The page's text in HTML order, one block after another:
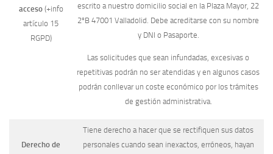
acceso(+info
artículo 15
RGPD)
escrito a nuestro domicilio social en la Plaza Mayor, 22
2ºB 47001 Valladolid. Debe acreditarse con su nombre
y DNI o Pasaporte.
Las solicitudes que sean infundadas, excesivas o
repetitivas podrán no ser atendidas y en algunos casos
podrán conllevar un coste económico por los trámites
de gestión administrativa.
Derecho de
Tiene derecho a hacer que se rectifiquen sus datos
personales cuando sean inexactos, erróneos, hayan